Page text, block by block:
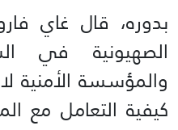
الصهيونية في
والمؤسسة الأمنية
كيفية التعامل مع